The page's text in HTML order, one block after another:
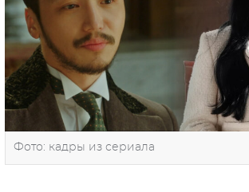
Фото: кадры из сериала